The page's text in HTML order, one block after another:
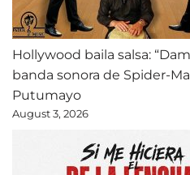
Hollywood baila salsa:
banda sonora de Spider-
Putumayo
August 3, 2026